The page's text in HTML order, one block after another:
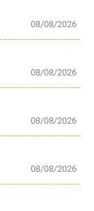
08/08/2026
08/08/2026
08/08/2026
08/08/2026